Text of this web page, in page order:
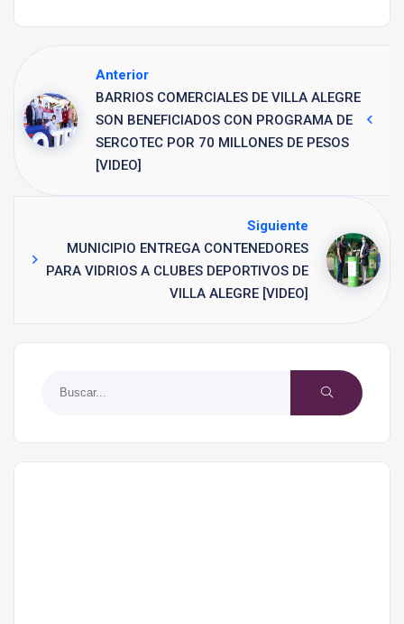
Anterior
BARRIOS COMERCIALES DE VILLA ALEGRE
SON BENEFICIADOS CON PROGRAMA DE
SERCOTEC POR 70 MILLONES DE PESOS
[VIDEO]
Siguiente
MUNICIPIO ENTREGA CONTENEDORES
PARA VIDRIOS A CLUBES DEPORTIVOS DE
VILLA ALEGRE [VIDEO]